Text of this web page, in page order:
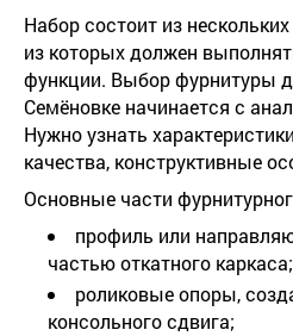
Набор состоит из
из которых должен
функции. Выбор фурнитуры
Семёновке начинается с
Нужно узнать
качества, конструктивные
Основные части
профиль или
частью откатного каркаса;
роликовые опоры,
консольного сдвига;